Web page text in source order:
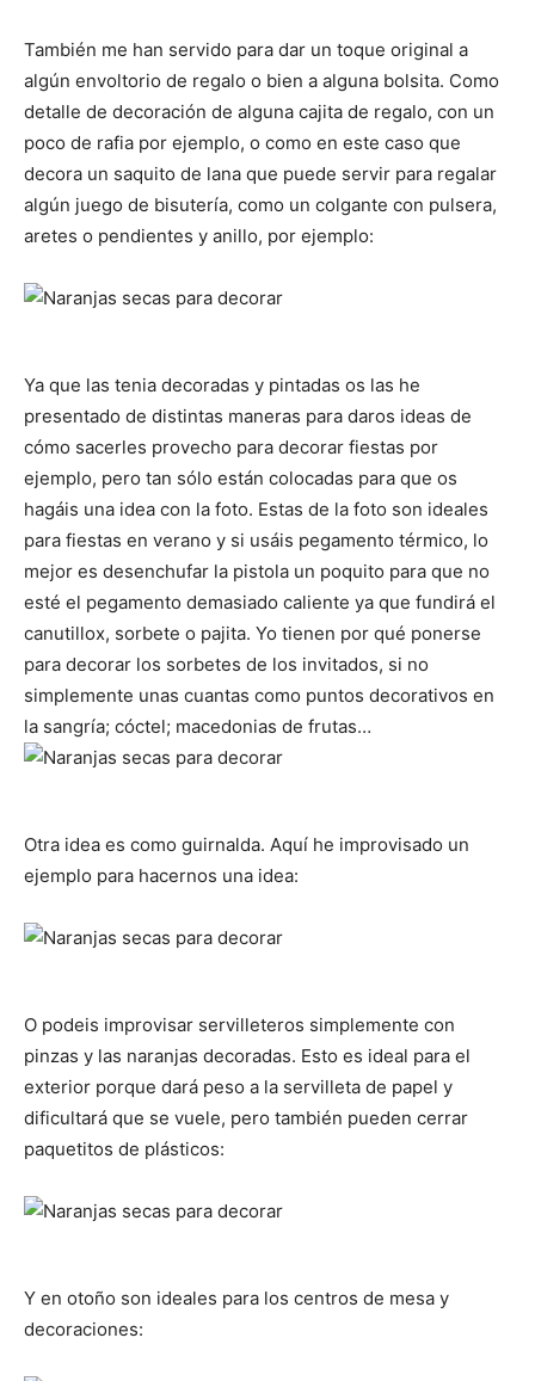
También me han servido para dar un toque original a
algún envoltorio de regalo o bien a alguna bolsita. Como
detalle de decoración de alguna cajita de regalo, con un
poco de rafia por ejemplo, o como en este caso que
decora un saquito de lana que puede servir para regalar
algún juego de bisutería, como un colgante con pulsera,
aretes o pendientes y anillo, por ejemplo:
Ya que las tenia decoradas y pintadas os las he
presentado de distintas maneras para daros ideas de
cómo sacerles provecho para decorar fiestas por
ejemplo, pero tan sólo están colocadas para que os
hagáis una idea con la foto. Estas de la foto son ideales
para fiestas en verano y si usáis pegamento térmico, lo
mejor es desenchufar la pistola un poquito para que no
esté el pegamento demasiado caliente ya que fundirá el
canutillox, sorbete o pajita. Yo tienen por qué ponerse
para decorar los sorbetes de los invitados, si no
simplemente unas cuantas como puntos decorativos en
la sangría; cóctel; macedonias de frutas…
Otra idea es como guirnalda. Aquí he improvisado un
ejemplo para hacernos una idea:
O podeis improvisar servilleteros simplemente con
pinzas y las naranjas decoradas. Esto es ideal para el
exterior porque dará peso a la servilleta de papel y
dificultará que se vuele, pero también pueden cerrar
paquetitos de plásticos:
Y en otoño son ideales para los centros de mesa y
decoraciones: